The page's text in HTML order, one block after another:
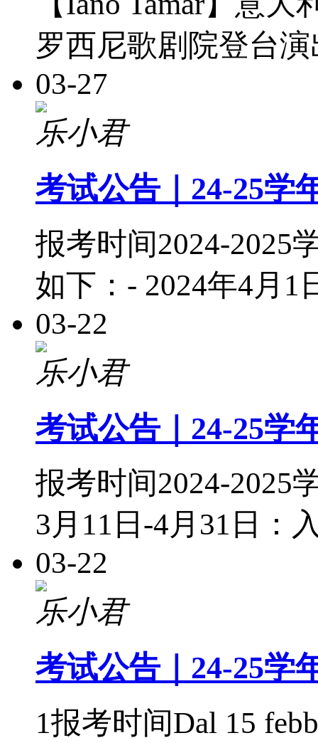
罗西尼歌剧院登台
03-27
乐小君
考试公告｜24-25学
报考时间2024-2025
如下：- 2024年4月1
03-22
乐小君
考试公告｜24-25学
报考时间2024-2025
3月11日-4月31日：
03-22
乐小君
考试公告｜24-25学
1报考时间Dal 15